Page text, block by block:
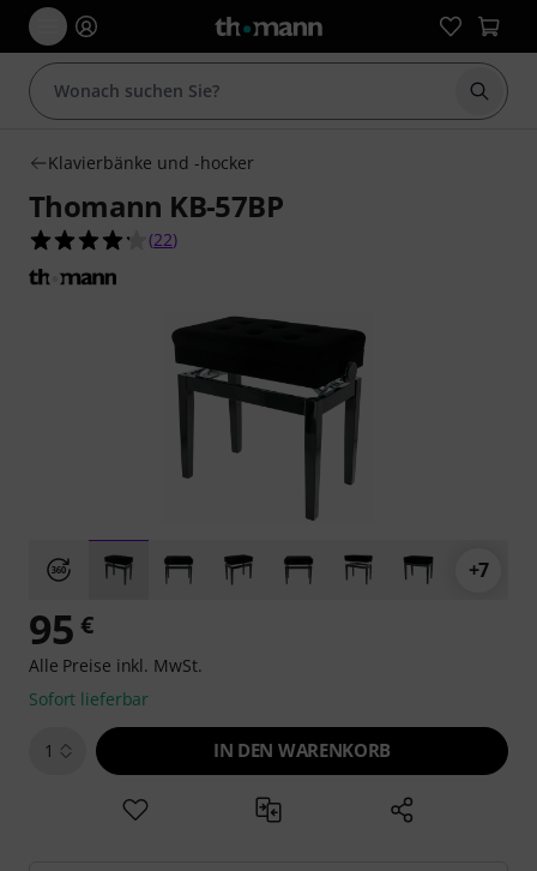
Suche
Klavierbänke und -hocker
Thomann KB-57BP
4.2 von 5 Sternen aus 22 Kundenbewertungen
(22)
+7
95 €
Alle Preise inkl. MwSt.
Sofort lieferbar
1 IN DEN WARENKORB